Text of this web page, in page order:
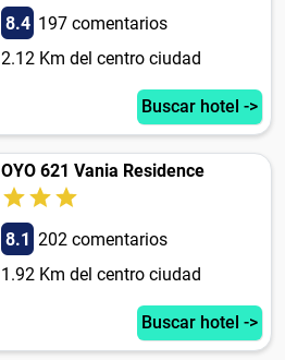
8.4 197 comentarios
2.12 Km del centro ciudad
Buscar hotel ->
OYO 621 Vania Residence
8.1 202 comentarios
1.92 Km del centro ciudad
Buscar hotel ->